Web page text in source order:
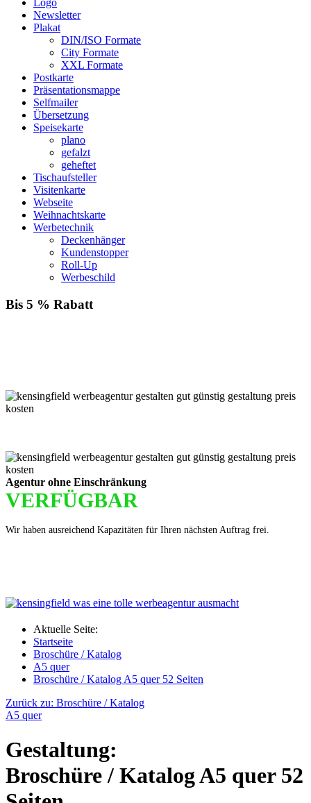
Logo
Newsletter
Plakat
DIN/ISO Formate
City Formate
XXL Formate
Postkarte
Präsentationsmappe
Selfmailer
Übersetzung
Speisekarte
plano
gefalzt
geheftet
Tischaufsteller
Visitenkarte
Webseite
Weihnachtskarte
Werbetechnik
Deckenhänger
Kundenstopper
Roll-Up
Werbeschild
Bis 5 % Rabatt
Agentur ohne Einschränkung
VERFÜGBAR
Wir haben ausreichend Kapazitäten für Ihren nächsten Auftrag frei.
Aktuelle Seite:
Startseite
Broschüre / Katalog
A5 quer
Broschüre / Katalog A5 quer 52 Seiten
Zurück zu: Broschüre / Katalog
A5 quer
Gestaltung:
Broschüre / Katalog A5 quer 52